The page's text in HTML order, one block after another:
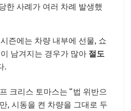
한 사례가 여러 차례 발생했
즌에는 차량 내부에 선물, 쇼
남겨지는 경우가 많아 절도
.
크리스 토마스는 “법 위반으
, 시동을 켠 차량을 그대로 두